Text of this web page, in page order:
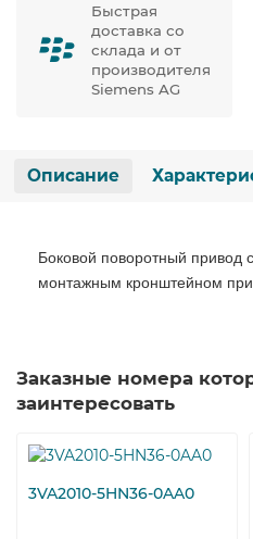
Быстрая
доставка со
склада и от
производителя
Siemens AG
Описание
Боковой поворотный привод
монтажным кронштейном
Заказные номера
заинтересовать
3VA2010-5HN36-0AA0